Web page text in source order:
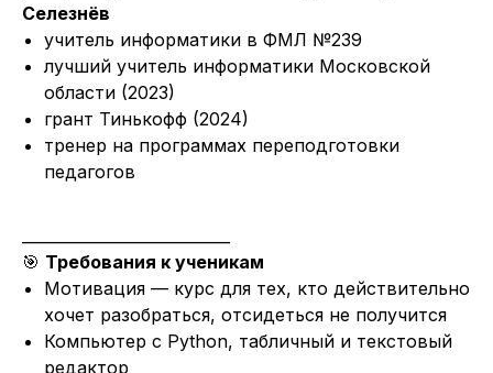
Селезнёв
учитель информатики в ФМЛ №239
лучший учитель информатики Московской
области (2023)
грант Тинькофф (2024)
тренер на программах переподготовки
педагогов
🎯 Требования к ученикам
Мотивация — курс для тех, кто действительно
хочет разобраться, отсидеться не получится
Компьютер с Python, табличный и текстовый
редактор